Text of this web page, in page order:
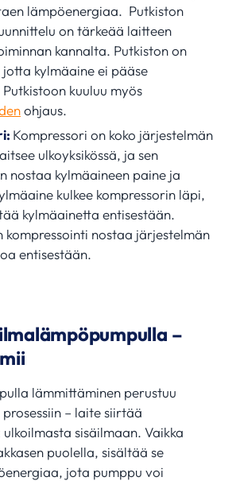
lämpöenergiaa. Putkiston
on tärkeää laitteen
kannalta. Putkiston on
kylmäaine ei pääse
kuuluu myös
ohjaus.
Kompressori on koko järjestelmän
ulkoyksikössä, ja sen
nostaa kylmäaineen paine ja
kulkee kompressorin läpi,
kylmäainetta entisestään.
kompressointi nostaa järjestelmän
entisestään.
–
lämmittäminen perustuu
– laite siirtää
sisäilmaan. Vaikka
puolella, sisältää se
jota pumppu voi